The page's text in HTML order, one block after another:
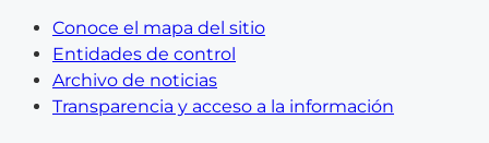
Conoce el mapa del sitio
Entidades de control
Archivo de noticias
Transparencia y acceso a la información